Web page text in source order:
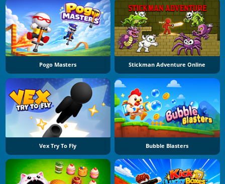
Pogo Masters Stickman Adventure Online
Vex Try To Fly Bubble Blasters